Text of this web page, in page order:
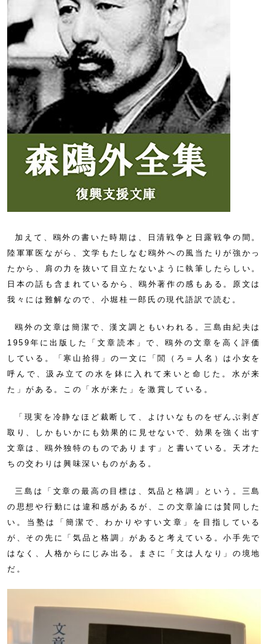
加えて、鴎外の書いた時期は、日清戦争と日露戦争の間。
陸軍軍医ながら、文学もたしなむ鴎外への風当たりが強かっ
たから、肩の力を抜いて目立たないように執筆したらしい。
日本の話も含まれているから、鴎外著作の感もある。原文は
我々には難解なので、小堀桂一郎氏の現代語訳で読む。
鴎外の文章は簡潔で、漢文調ともいわれる。三島由紀夫は
1959年に出版した「文章読本」で、鴎外の文章を高く評価
している。「寒山拾得」の一文に「閭（ろ＝人名）は小女を
呼んで、汲み立ての水を鉢に入れて来いと命じた。水が来
た」がある。この「水が来た」を激賞している。
「現実を冷静なほど裁断して、よけいなものをぜんぶ剥ぎ
取り、しかもいかにも効果的に見せないで、効果を強く出す
文章は、鴎外独特のものであります」と書いている。天才た
ちの交わりは興味深いものがある。
三島は「文章の最高の目標は、気品と格調」という。三島
の思想や行動には違和感があるが、この文章論には賛同した
い。当塾は「簡潔で、わかりやすい文章」を目指している
が、その先に「気品と格調」があると考えている。小手先で
はなく、人格からにじみ出る。まさに「文は人なり」の境地
だ。